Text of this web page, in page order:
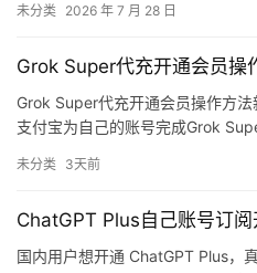
未分类 2026 年 7 月 28 日
Grok Super代充开通会员操
Grok Super代充开通会员操作方
支付宝为自己的账号完成Grok
未分类 3天前
ChatGPT Plus自己账号订
国内用户想开通 ChatGPT Plus，